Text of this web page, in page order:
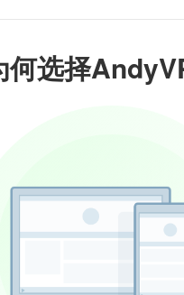
何选择